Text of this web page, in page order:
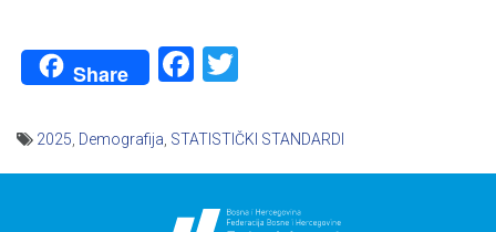
Share Facebook
2025 Demografija STATISTIČKI STANDARDI